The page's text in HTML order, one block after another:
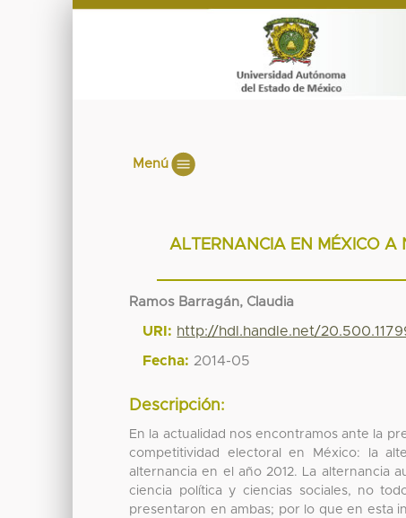
Menú
ALTERNANCIA EN MÉXICO
Ramos Barragán, Claudia
URI: http://hdl.handle.net/
Fecha: 2014-05
Descripción:
En la actualidad nos encontramos ante la
competitividad electoral en México: la
alternancia en el año 2012. La alternancia
ciencia política y ciencias sociales, no
presentaron en ambas; por lo que en esta